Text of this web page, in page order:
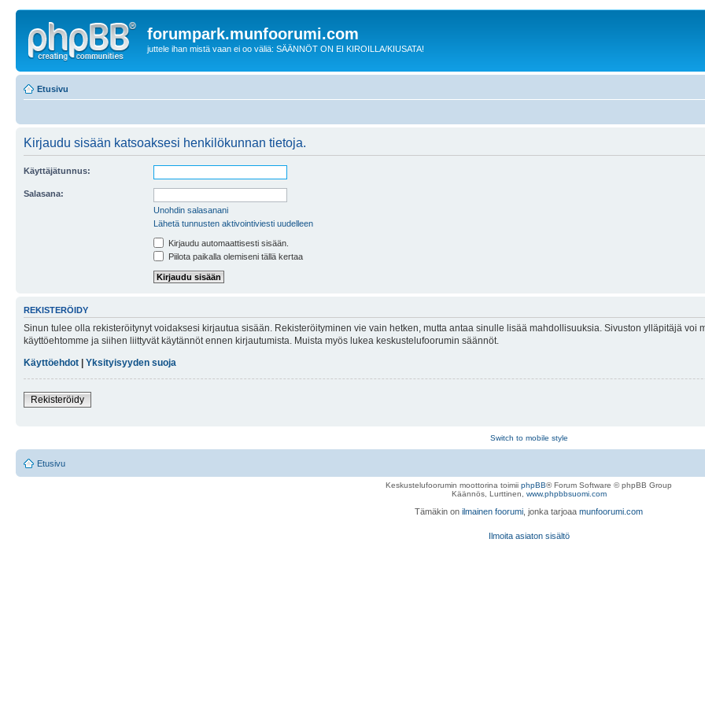
forumpark.munfoorumi.com
juttele ihan mistä vaan ei oo väliä: SÄÄNNÖT ON EI KIROILLA/KIUSATA!
Etusivu
Kirjaudu sisään katsoaksesi henkilökunnan tietoja.
Käyttäjätunnus:
Salasana:
Unohdin salasanani
Lähetä tunnusten aktivointiviesti uudelleen
Kirjaudu automaattisesti sisään.
Piilota paikalla olemiseni tällä kertaa
REKISTERÖIDY
Sinun tulee olla rekisteröitynyt voidaksesi kirjautua sisään. Rekisteröityminen vie vain hetken, mutta antaa sinulle lisää mahdollisuuksia. Sivuston ylläpitäjä
käyttöehtomme ja siihen liittyvät käytännöt ennen kirjautumista. Muista myös lukea keskustelufoorumin säännöt.
Käyttöehdot
Yksityisyyden suoja
Rekisteröidy
Switch to mobile style
Etusivu
Keskustelufoorumin moottorina toimii phpBB® Forum Software © phpBB Group
Käännös, Lurttinen, www.phpbbsuomi.com
Tämäkin on ilmainen foorumi , jonka tarjoaa munfoorumi.com
Ilmoita asiaton sisältö